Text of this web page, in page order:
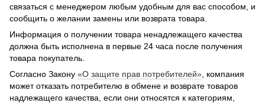
связаться с менеджером любым удобным для вас способом, и
сообщить о желании замены или возврата товара.
Информация о получении товара ненадлежащего качества
должна быть исполнена в первые 24 часа после получения
товара покупатель.
Согласно Закону «О защите прав потребителей» , компания
может отказать потребителю в обмене и возврате товаров
надлежащего качества, если они относятся к категориям,